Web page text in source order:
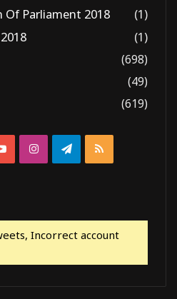
Of Parliament 2018
(1)
(1)
(698)
(49)
(619)
YouTubeInstagramTelegram
RSS
Incorrect account